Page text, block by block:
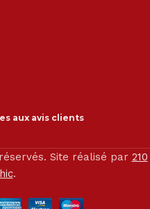
aux avis clients
Site réalisé par 210
.